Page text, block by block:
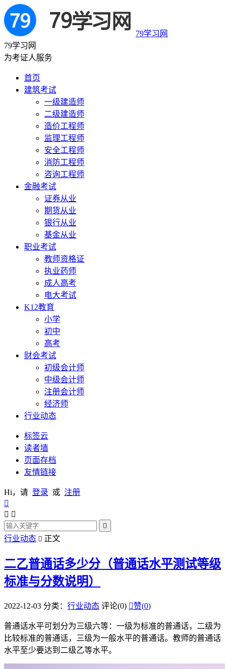
79学习网
79学习网
为考证人服务
首页
建筑考试
一级建造师
二级建造师
造价工程师
监理工程师
安全工程师
消防工程师
咨询工程师
金融考试
证券从业
期货从业
银行从业
基金从业
职业考试
教师资格证
执业药师
成人高考
电大考试
K12教育
小学
初中
高考
财会考试
初级会计师
中级会计师
注册会计师
经济师
行业动态
标签云
读者墙
页面存档
友情链接
Hi，请 登录 或 注册

 

行业动态  正文
二乙普通话多少分（普通话水平测试等级
标准与分数说明）
2022-12-03 分类： 行业动态 评论(0) 赞(0)
普通话水平可划分为三级六等：一级为标准的普通话，二级为
比较标准的普通话，三级为一般水平的普通话。教师的普通话
水平至少要达到二级乙等水平。